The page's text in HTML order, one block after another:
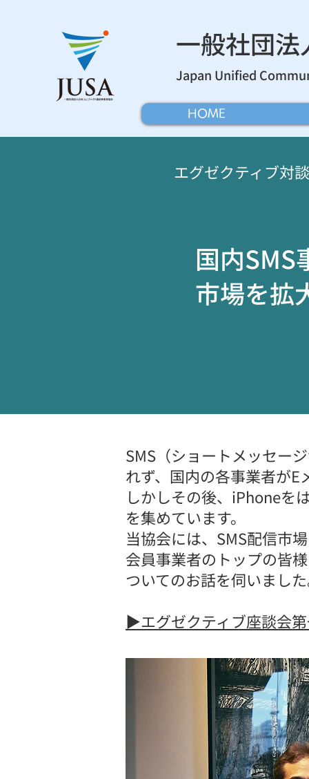
一般社団
Japan Unified
HOME
エグゼクティブ対
国内SMS
市場を拡
SMS（ショートメッセー
れず、国内の各事業者が
しかしその後、iPhoneを
を集めています。
当協会には、SMS配信市
会員事業者のトップの皆
ついてのお話を伺いまし
▶️エグゼクティブ座談会